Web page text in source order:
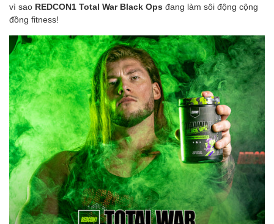
vì sao REDCON1 Total War Black Ops đang làm sôi động cộng
đồng fitness!